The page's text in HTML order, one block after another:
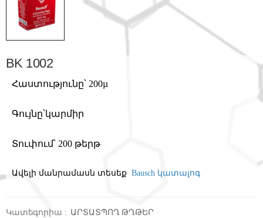
BK 1002
Հաստությունը՝ 200µ
Գույնը՝կարմիր
Տուփում՝ 200 թերթ
Ավելի մանրամասն տեսեք Bausch կատալոգ
Կատեգորիա : ԱՐՏԱՏՊՈՂ ԹՂԹԵՐ